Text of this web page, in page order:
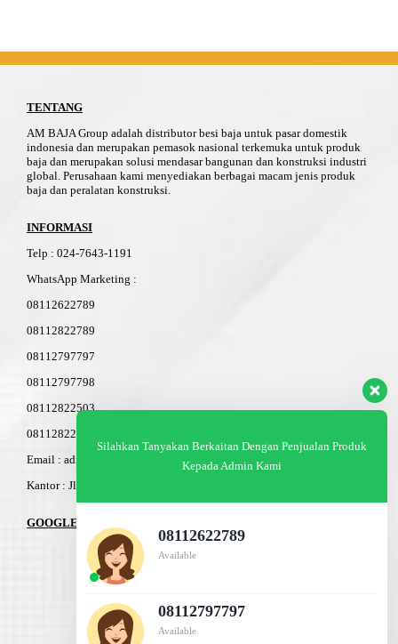
TENTANG
AM BAJA Group adalah distributor besi baja untuk pasar domestik
indonesia dan merupakan pemasok nasional terkemuka untuk produk
baja dan merupakan solusi mendasar bangunan dan konstruksi industri
global. Perusahaan kami menyediakan berbagai macam jenis produk
baja dan peralatan konstruksi.
INFORMASI
Telp : 024-7643-11 91
WhatsApp Marketing :
08112622789
08112822789
08112797797
08112797798
08112822503
08112822603
Email : admin@am-baja.com
Kantor : Jl. Gatot Subroto 7b Semarang.
GOOGLE MAPS
Silahkan Tanyakan Berkaitan Dengan Penjualan Produk
Kepada Admin Kami
08112622789
Available
08112797797
Available